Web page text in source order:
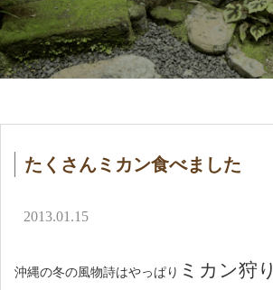
オンラインショップ
アクセス
たくさんミカン食べました
2013.01.15
沖縄の冬の風物詩はやっぱり ミカン狩り